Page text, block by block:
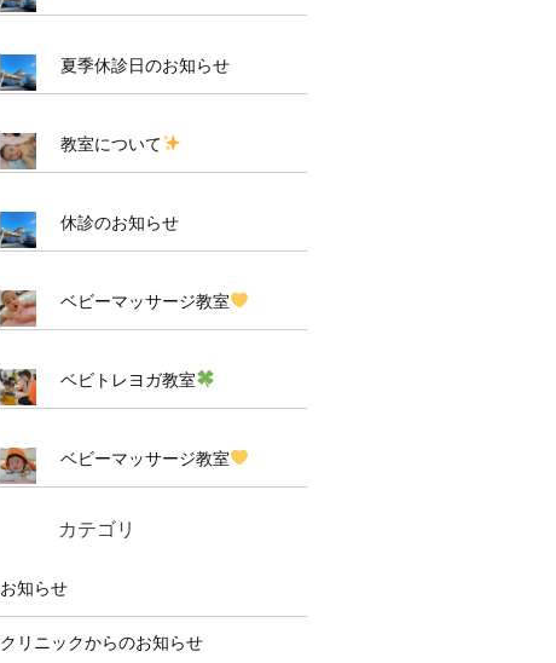
夏季休診日のお知らせ
教室について
休診のお知らせ
ベビーマッサージ教室
ベビトレヨガ教室
ベビーマッサージ教室
カテゴリ
お知らせ
クリニックからのお知らせ